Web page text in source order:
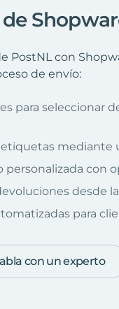
PostNL con
de envío:
para seleccionar
mediante
con
desde
para
con un experto